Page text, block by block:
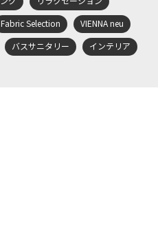
Fabric Selection
VIENNA neu
バスサニタリー インテリア